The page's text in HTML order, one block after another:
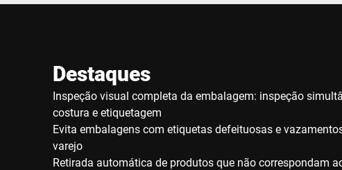
Destaques
Inspeção visual completa da embalagem: inspeção
costura e etiquetagem
Evita embalagens com etiquetas defeituosas e
varejo
Retirada automática de produtos que não correspondam